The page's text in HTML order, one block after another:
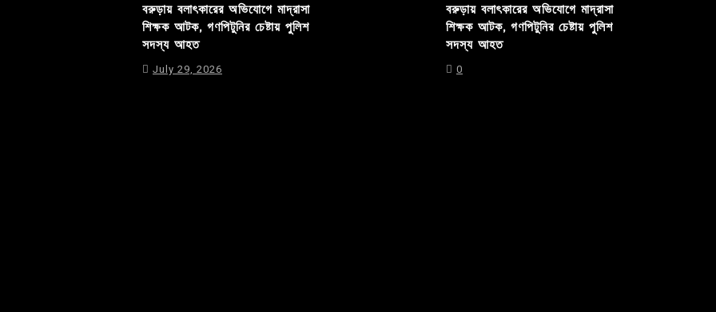
বরুড়ায় বলাৎকারের অভিযোগে মাদ্রাসা
শিক্ষক আটক, গণপিটুনির চেষ্টায় পুলিশ
সদস্য আহত
July 29, 2026
বরুড়ায় বলাৎকারের অভিযোগে মাদ্রাসা
শিক্ষক আটক, গণপিটুনির চেষ্টায় পুলিশ
সদস্য আহত
0